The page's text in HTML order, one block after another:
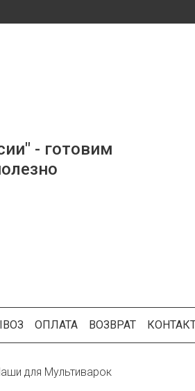
- готовим
ОПЛАТА ВОЗВРАТ
для Мультиварок